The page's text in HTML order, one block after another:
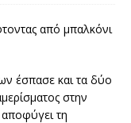
έσπασε και τα δύο
στην
τη